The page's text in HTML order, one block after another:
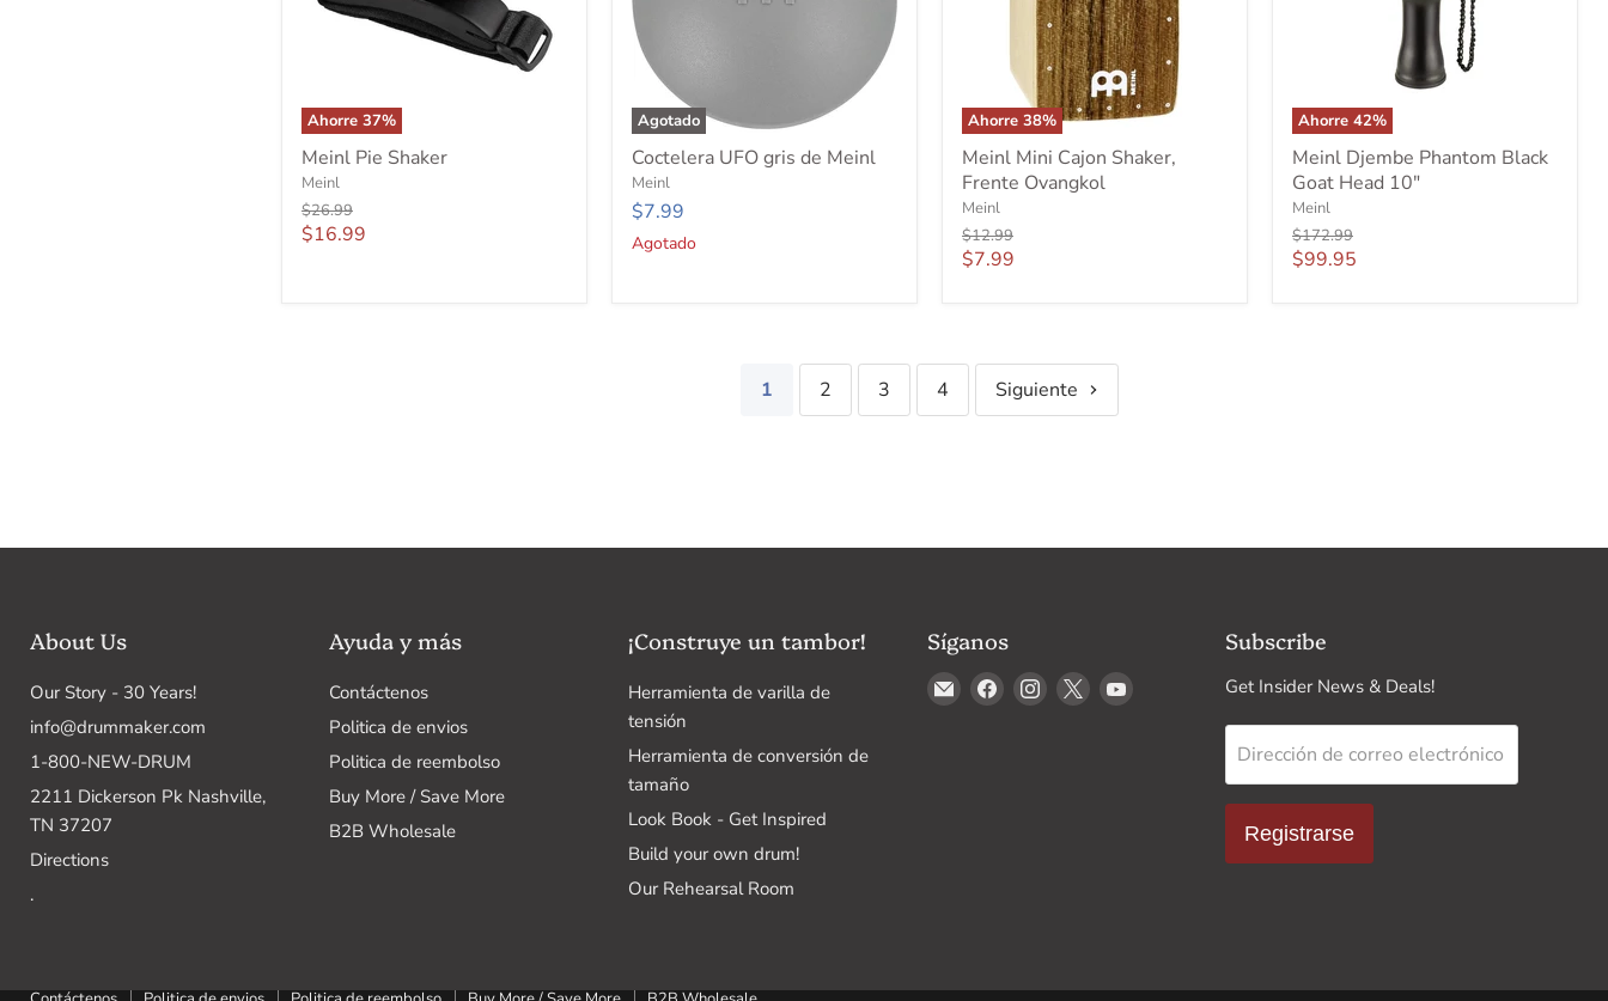
Ahorre 37%
Meinl
Pie
Shaker
Meinl Pie Shaker
Meinl
Precio
original
$26.99
Precio
$16.99
Agotado
Coctelera
UFO
gris
de
Coctelera UFO gris de Meinl
Meinl
$7.99
Agotado
Ahorre 38%
Meinl
Mini
Cajon
Shaker,
Frente
Ovangkol
Meinl Mini Cajon Shaker,
Frente Ovangkol
Meinl
Precio
original
$12.99
Precio
$7.99
Ahorre 42%
Meinl
Djembe
Phantom
Black
Goat
Head
10"
Meinl Djembe Phantom Black
Goat Head 10"
Meinl
Precio
original
$172.99
Precio
$99.95
1 2 3 4 Siguiente
About Us
Our Story - 30 Years!
info@drummaker.com
1-800-NEW-DRUM
2211 Dickerson Pk Nashville,
TN 37207
Directions
.
Ayuda y más
Contáctenos
Politica de envios
Politica de reembolso
Buy More / Save More
B2B Wholesale
¡Construye un tambor!
Herramienta de varilla de
tensión
Herramienta de conversión de
tamaño
Look Book - Get Inspired
Build your own drum!
Our Rehearsal Room
Síganos
Encuéntrenos
Encuéntrenos
Encuéntrenos
Encuéntrenos
Encuéntrenos
Subscribe
Get Insider News & Deals!
Dirección de correo electrónico
Registrarse